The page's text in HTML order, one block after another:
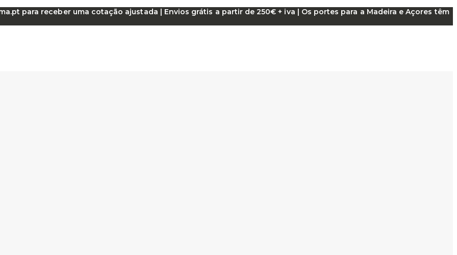
para receber uma cotação ajustada | Envios grátis a partir de 250€ + iva | Os portes para a Madeira e Açores têm